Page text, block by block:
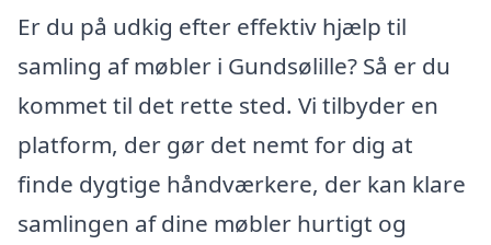
Er du på udkig efter effektiv hjælp til
samling af møbler i Gundsølille? Så er du
kommet til det rette sted. Vi tilbyder en
platform, der gør det nemt for dig at
finde dygtige håndværkere, der kan klare
samlingen af dine møbler hurtigt og